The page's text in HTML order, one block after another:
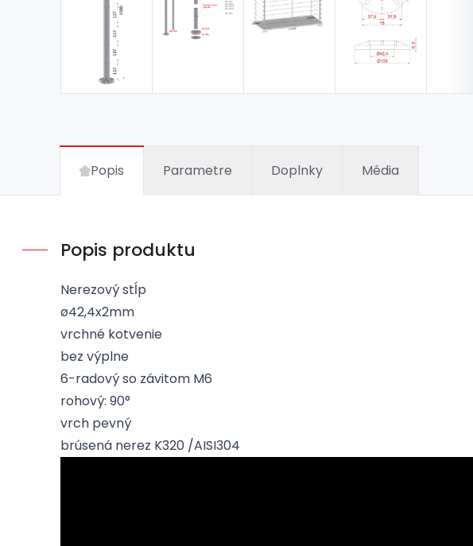
Popis Parametre Doplnky Média
Popis produktu
Nerezový stĺp
ø42,4x2mm
vrchné kotvenie
bez výplne
6-radový so závitom M6
rohový: 90°
vrch pevný
brúsená nerez K320 /AISI304